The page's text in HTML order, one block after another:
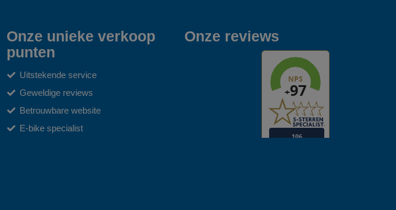
Onze unieke verkoop
punten
Uitstekende service
Geweldige reviews
Betrouwbare website
E-bike specialist
Onze reviews